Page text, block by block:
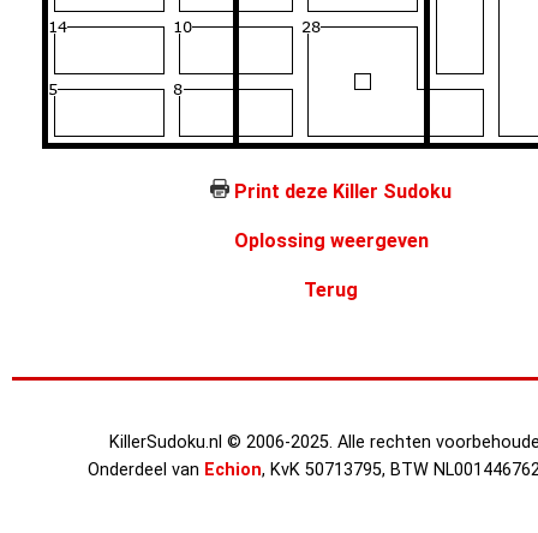
Print deze Killer Sudoku
Oplossing weergeven
Terug
KillerSudoku.nl © 2006-2025. Alle rechten
Onderdeel van Echion, KvK 50713795, BTW